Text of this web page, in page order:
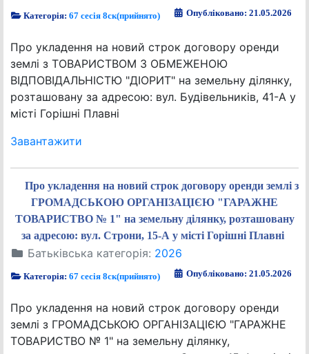
Категорія:67 сесія 8ск(прийнято) Опубліковано: 21.05.2026
Про укладення на новий строк договору оренди
землі з ТОВАРИСТВОМ З ОБМЕЖЕНОЮ
ВІДПОВІДАЛЬНІСТЮ "ДІОРИТ" на земельну ділянку,
розташовану за адресою: вул. Будівельників, 41-А у
місті Горішні Плавні
Завантажити
Про укладення на новий строк договору оренди землі з
ГРОМАДСЬКОЮ ОРГАНІЗАЦІЄЮ "ГАРАЖНЕ
ТОВАРИСТВО № 1" на земельну ділянку, розташовану
за адресою: вул. Строни, 15-А у місті Горішні Плавні
Батьківська категорія: 2026
Категорія:67 сесія 8ск(прийнято) Опубліковано: 21.05.2026
Про укладення на новий строк договору оренди
землі з ГРОМАДСЬКОЮ ОРГАНІЗАЦІЄЮ "ГАРАЖНЕ
ТОВАРИСТВО № 1" на земельну ділянку,